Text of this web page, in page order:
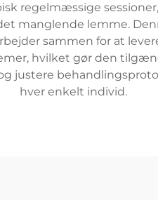
regelmæssige
manglende lemme.
sammen for at
hvilket gør den
justere
hver enkelt individ.